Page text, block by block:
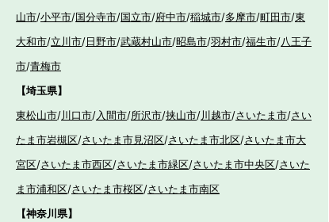
山市/小平市/国分寺市/国立市/府中市/稲城市/多摩市/町田市/東
大和市/立川市/日野市/武蔵村山市/昭島市/羽村市/福生市/八王子
市/青梅市
【埼玉県】
東松山市/川口市/入間市/所沢市/挟山市/川越市/さいたま市/さい
たま市岩槻区/さいたま市見沼区/さいたま市北区/さいたま市大
宮区/さいたま市西区/さいたま市緑区/さいたま市中央区/さいた
ま市浦和区/さいたま市桜区/さいたま市南区
【神奈川県】